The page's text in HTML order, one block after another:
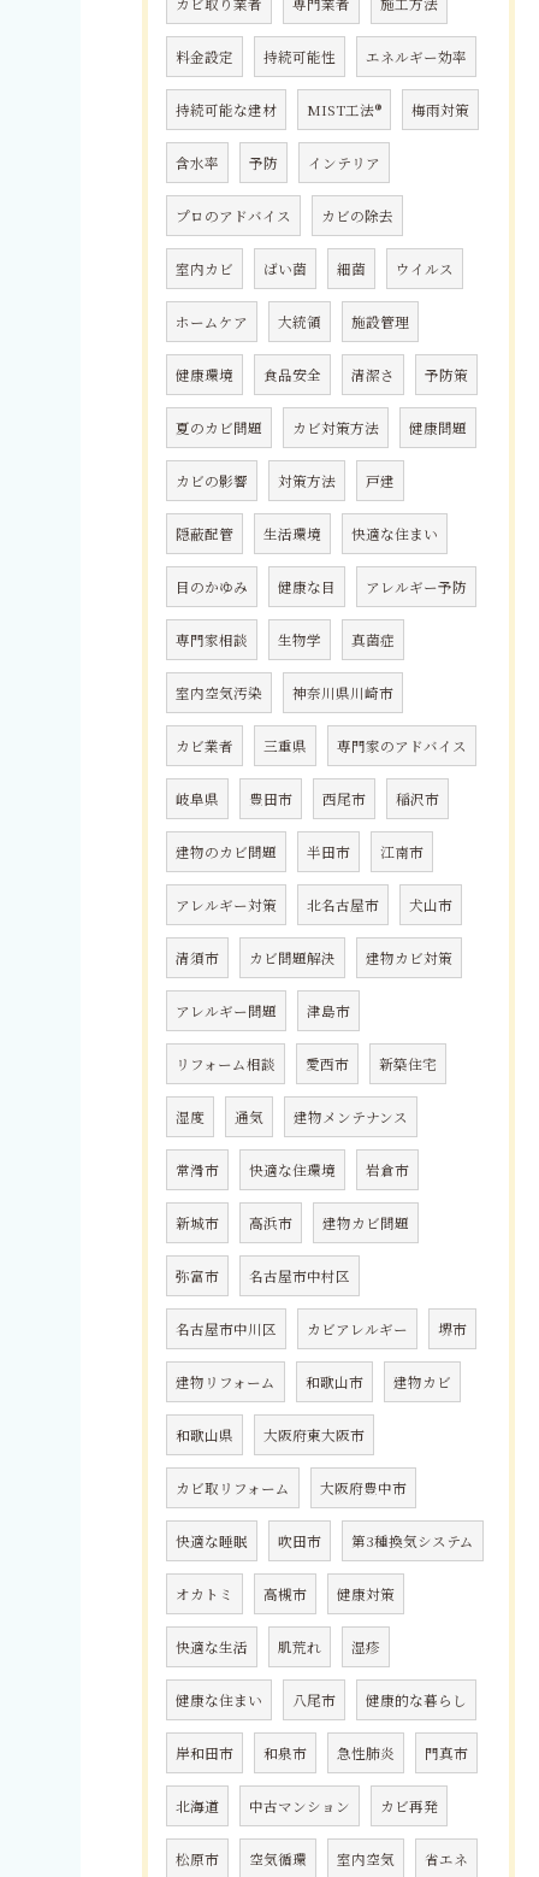
カビ取り業者 専門業者 施工方法
料金設定 持続可能性 エネルギー効率
持続可能な建材 MIST工法® 梅雨対策
含水率 予防 インテリア
プロのアドバイス カビの除去
室内カビ ばい菌 細菌 ウイルス
ホームケア 大統領 施設管理
健康環境 食品安全 清潔さ 予防策
夏のカビ問題 カビ対策方法 健康問題
カビの影響 対策方法 戸建
隠蔽配管 生活環境 快適な住まい
目のかゆみ 健康な目 アレルギー予防
専門家相談 生物学 真菌症
室内空気汚染 神奈川県川崎市
カビ業者 三重県 専門家のアドバイス
岐阜県 豊田市 西尾市 稲沢市
建物のカビ問題 半田市 江南市
アレルギー対策 北名古屋市 犬山市
清須市 カビ問題解決 建物カビ対策
アレルギー問題 津島市
リフォーム相談 愛西市 新築住宅
湿度 通気 建物メンテナンス
常滑市 快適な住環境 岩倉市
新城市 高浜市 建物カビ問題
弥富市 名古屋市中村区
名古屋市中川区 カビアレルギー 堺市
建物リフォーム 和歌山市 建物カビ
和歌山県 大阪府東大阪市
カビ取リフォーム 大阪府豊中市
快適な睡眠 吹田市 第3種換気システム
オカトミ 高槻市 健康対策
快適な生活 肌荒れ 湿疹
健康な住まい 八尾市 健康的な暮らし
岸和田市 和泉市 急性肺炎 門真市
北海道 中古マンション カビ再発
松原市 空気循環 室内空気 省エネ